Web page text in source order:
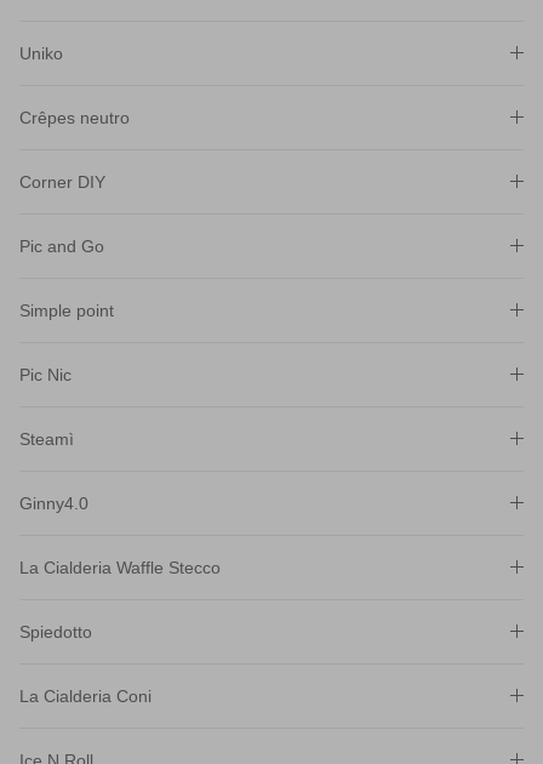
Uniko
Crêpes neutro
Corner DIY
Pic and Go
Simple point
Pic Nic
Steamì
Ginny4.0
La Cialderia Waffle Stecco
Spiedotto
La Cialderia Coni
Ice N Roll